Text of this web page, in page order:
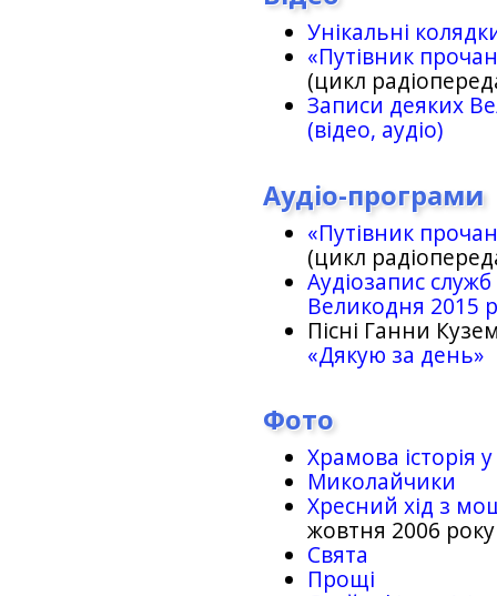
Унікальні
«Путівник
(цикл
Записи деяких
(відео, аудіо)
Аудіо-програми
«Путівник
(цикл
Аудіозапис
Великодня 2015
Пісні Ганни
«Дякую за день»
Фото
Храмова історія
Миколайчики
Хресний хід з
жовтня 2006 року
Свята
Прощі